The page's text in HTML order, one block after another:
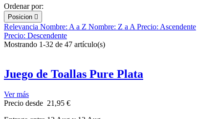
Ordenar por:
Posicion 
Relevancia Nombre: A a Z Nombre: Z a A Precio: Ascendente
Precio: Descendente
Mostrando 1-32 de 47 artículo(s)
Juego de Toallas Pure Plata
Ver más
Precio desde 21,95 €